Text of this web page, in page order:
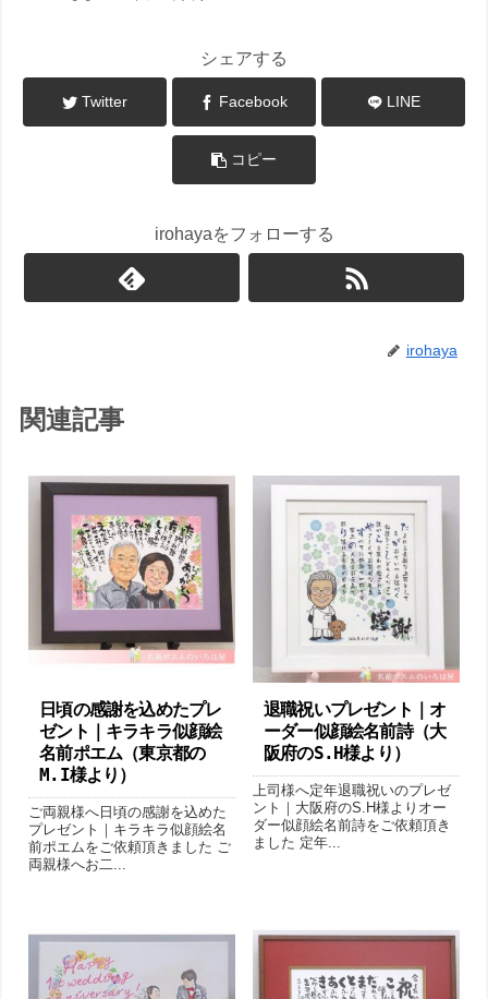
シェアする
Twitter Facebook LINE
コピー
irohayaをフォローする
irohaya
関連記事
日頃の感謝を込めたプレ
ゼント｜キラキラ似顔絵
名前ポエム（東京都の
M.I様より ）
ご両親様へ日頃の感謝を込めた
プレゼント｜キラキラ似顔絵名
前ポエムをご依頼頂きました ご
両親様へお二...
退職祝いプレゼント｜オ
ーダー似顔絵名前詩（大
阪府のS.H様より ）
上司様へ定年退職祝いのプレゼ
ント｜大阪府のS.H様よりオー
ダー似顔絵名前詩をご依頼頂き
ました 定年...